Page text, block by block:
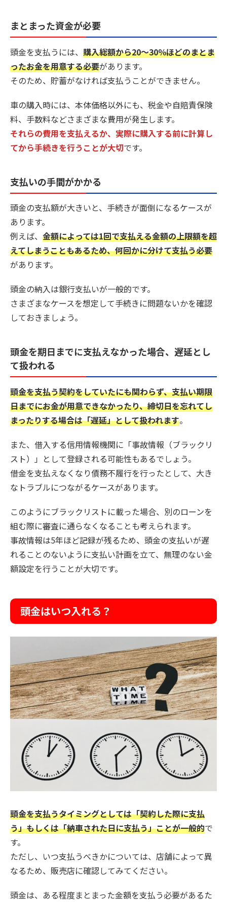
まとまった資金が必要
頭金を支払うには、 購入総額から20〜30％ほどのまとま
ったお金を用意する必要があります。
そのため、貯蓄がなければ支払うことができません。
車の購入時には、本体価格以外にも、税金や自賠責保険
料、手数料などさまざまな費用が発生します。
それらの費用を支払えるか、実際に購入する前に計算し
てから手続きを行うことが大切です。
支払いの手間がかかる
頭金の支払額が大きいと、手続きが面倒になるケースが
あります。
例えば、 金額によっては1回で支払える金額の上限額を超
えてしまうこともあるため、何回かに分けて支払う必要
があります。
頭金の納入は銀行支払いが一般的です。
さまざまなケースを想定して手続きに問題ないかを確認
しておきましょう。
頭金を期日までに支払えなかった場合、遅延とし
て扱われる
頭金を支払う契約をしていたにも関わらず、支払い期限
日までにお金が用意できなかったり、締切日を忘れてし
まったりする場合は「遅延」として扱われます。
また、借入する信用情報機関に「事故情報（ブラックリ
スト）」として登録される可能性もあるでしょう。
借金を支払えなくなり債務不履行を行ったとして、大き
なトラブルにつながるケースがあります。
このようにブラックリストに載った場合、別のローンを
組む際に審査に通らなくなることも考えられます。
事故情報は5年ほど記録が残るため、頭金の支払いが遅
れることのないように支払い計画を立て、無理のない金
額設定を行うことが大切です。
頭金はいつ入れる？
頭金を支払うタイミングとしては「契約した際に支払
う」もしくは「納車された日に支払う」ことが一般的で
す。
ただし、いつ支払うべきかについては、店舗によって異
なるため、販売店に確認してみてください。
頭金は、ある程度まとまった金額を支払う必要があるた